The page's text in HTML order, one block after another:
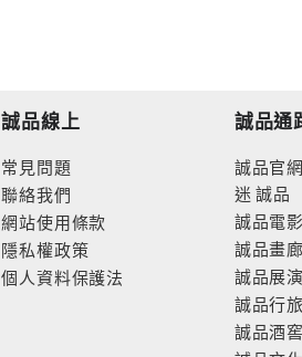
誠品線上
常見問題
聯絡我們
網站使用條款
隱私權政策
個人資料保護法
誠品通
誠品官網
迷 誠品
誠品電
誠品畫廊
誠品展演
誠品行旅
誠品酒窖